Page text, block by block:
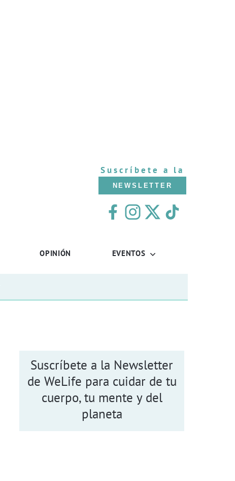
Suscríbete a la
NEWSLETTER
OPINIÓN EVENTOS
Suscríbete a la Newsletter
de WeLife para cuidar de tu
cuerpo, tu mente y del
planeta